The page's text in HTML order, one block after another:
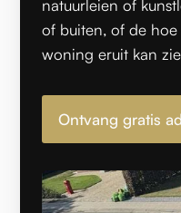
natuurleien of
of buiten, of de
woning eruit kan
Ontvang gratis